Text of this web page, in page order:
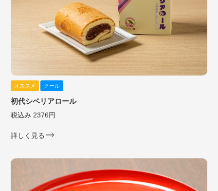
オススメ クール
初代シベリアロール
税込み 2376円
詳しく見る